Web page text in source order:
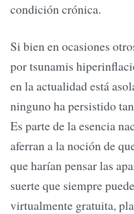
condición crónica.
Si bien en ocasiones
por tsunamis
en la actualidad está
ninguno ha persistido
Es parte de la esencia
aferran a la noción de
que harían pensar las
suerte que siempre
virtualmente gratuita,